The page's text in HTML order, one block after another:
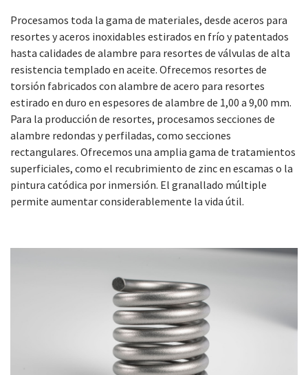
Procesamos toda la gama de materiales, desde aceros para
resortes y aceros inoxidables estirados en frío y patentados
hasta calidades de alambre para resortes de válvulas de alta
resistencia templado en aceite. Ofrecemos resortes de
torsión fabricados con alambre de acero para resortes
estirado en duro en espesores de alambre de 1,00 a 9,00 mm.
Para la producción de resortes, procesamos secciones de
alambre redondas y perfiladas, como secciones
rectangulares. Ofrecemos una amplia gama de tratamientos
superficiales, como el recubrimiento de zinc en escamas o la
pintura catódica por inmersión. El granallado múltiple
permite aumentar considerablemente la vida útil.